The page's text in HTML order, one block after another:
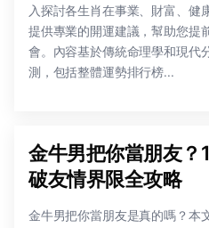
入探討各生肖在事業、財富、健
提供專業的開運建議，幫助您提
會。內容基於傳統命理學和現代
測，包括整體運勢排行榜...
金牛男把你當朋友
破友情界限全攻略
金牛男把你當朋友是真的嗎？本